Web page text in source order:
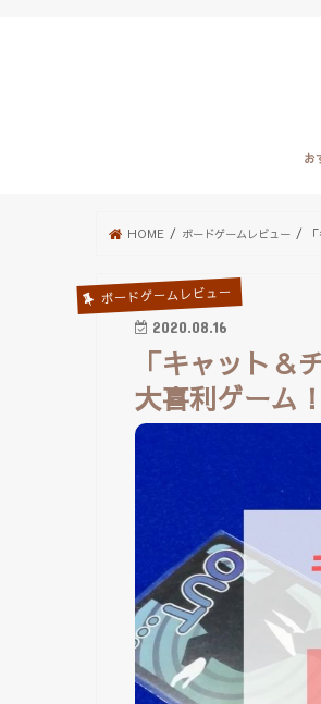
お
HOME ボードゲームレビュー
ボードゲームレビュー
2020.08.16
「キャット＆
大喜利ゲーム！